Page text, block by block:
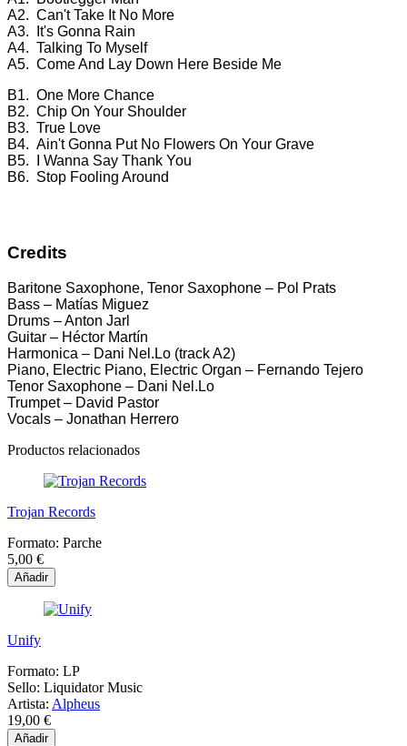
A2. Can't Take It No More
A3. It's Gonna Rain
A4. Talking To Myself
A5. Come And Lay Down Here Beside Me
B1. One More Chance
B2. Chip On Your Shoulder
B3. True Love
B4. Ain't Gonna Put No Flowers On Your Grave
B5. I Wanna Say Thank You
B6. Stop Fooling Around
Credits
Baritone Saxophone, Tenor Saxophone – Pol Prats
Bass – Matías Miguez
Drums – Anton Jarl
Guitar – Héctor Martín
Harmonica – Dani Nel.Lo (track A2)
Piano, Electric Piano, Electric Organ – Fernando Tejero
Tenor Saxophone – Dani Nel.Lo
Trumpet – David Pastor
Vocals – Jonathan Herrero
Productos relacionados
Trojan Records
Formato: Parche
5,00 €
Añadir
Unify
Formato: LP
Sello: Liquidator Music
Artista: Alpheus
19,00 €
Añadir